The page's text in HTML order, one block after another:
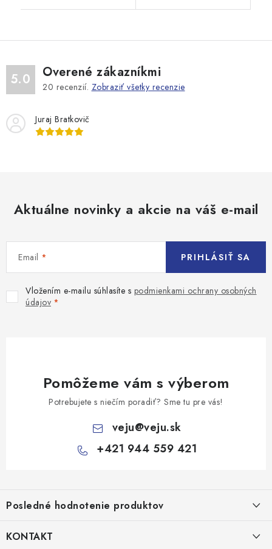
5.0 Overené zákazníkmi
20 recenzií. Zobraziť všetky recenzie
Juraj Bratkovič
Aktuálne novinky a akcie na váš e-mail
Email
Vložením e-mailu súhlasíte s podmienkami ochrany osobných
údajov
PRIHLÁSIŤ SA
Pomôžeme vám s výberom
Potrebujete s niečím poradiť? Sme tu pre vás!
veju@veju.sk
+421 944 559 421
p
ä
Posledné hodnotenie produktov
KONTAKT